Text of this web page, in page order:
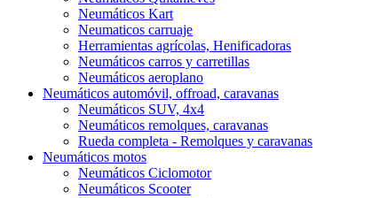
Neumáticos Kart
Neumaticos carruaje
Herramientas agrícolas, Henificadoras
Neumáticos carros y carretillas
Neumáticos aeroplano
Neumáticos automóvil, offroad, caravanas
Neumáticos SUV, 4x4
Neumáticos remolques, caravanas
Rueda completa - Remolques y caravanas
Neumáticos motos
Neumáticos Ciclomotor
Neumáticos Scooter